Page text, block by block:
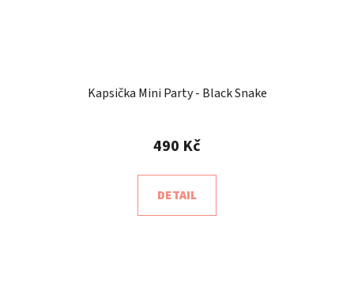
Kapsička Mini Party - Black Snake
490 Kč
DETAIL